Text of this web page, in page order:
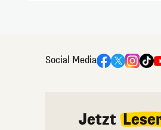
Social Media
Jetzt